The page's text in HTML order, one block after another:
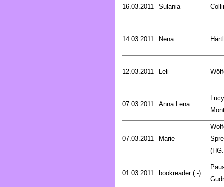
16.03.2011 Sulania
14.03.2011 Nena
12.03.2011 Leli
07.03.2011 Anna Lena
07.03.2011 Marie
01.03.2011 bookreader (:-)